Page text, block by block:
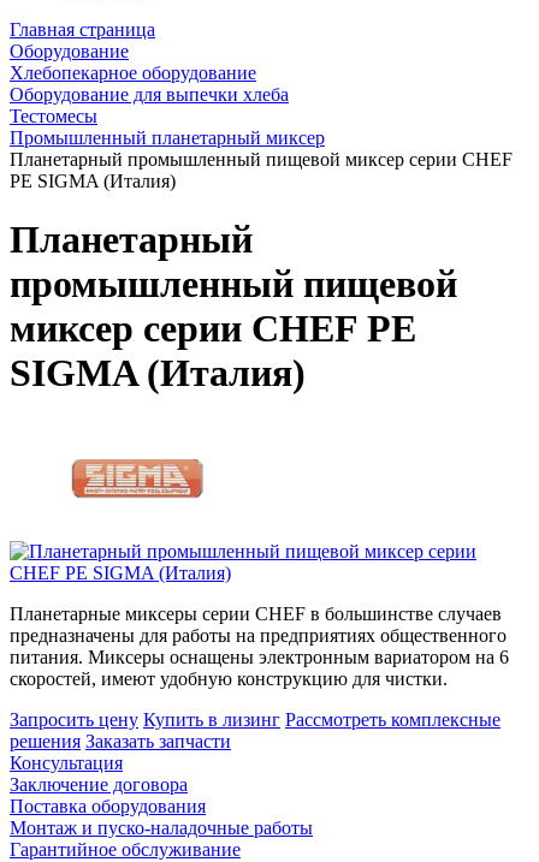
Главная страница
Оборудование
Хлебопекарное оборудование
Оборудование для выпечки хлеба
Тестомесы
Промышленный планетарный миксер
Планетарный промышленный пищевой миксер серии CHEF
PE SIGMA (Италия)
Планетарный
промышленный пищевой
миксер серии CHEF PE
SIGMA (Италия)
Планетарные миксеры серии CHEF в большинстве случаев
предназначены для работы на предприятиях общественного
питания. Миксеры оснащены электронным вариатором на 6
скоростей, имеют удобную конструкцию для чистки.
Запросить цену Купить в лизинг Рассмотреть комплексные
решения Заказать запчасти
Консультация
Заключение договора
Поставка оборудования
Монтаж и пуско-наладочные работы
Гарантийное обслуживание